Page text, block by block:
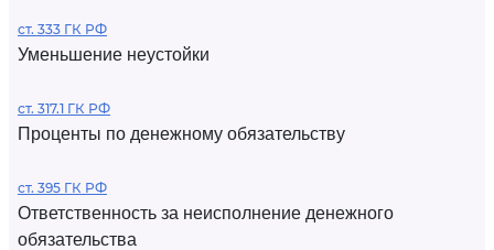
ст. 333 ГК РФ
Уменьшение неустойки
ст. 317.1 ГК РФ
Проценты по денежному обязательству
ст. 395 ГК РФ
Ответственность за неисполнение денежного
обязательства